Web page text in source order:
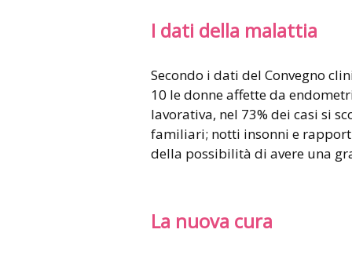
I dati della malattia
Secondo i dati del Convegno
10 le donne affette da
lavorativa, nel 73% dei casi si
familiari; notti insonni e
della possibilità di avere una
La nuova cura